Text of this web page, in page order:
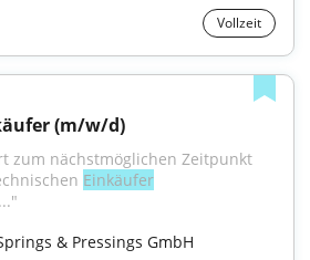
Vollzeit
(m/w/d)
zum nächstmöglichen Zeitpunkt
Einkäufer
& Pressings GmbH